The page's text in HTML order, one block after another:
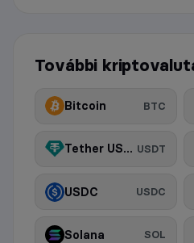
További
Bitcoin BTC
Tether USDt USDT
USDC USDC
Solana SOL